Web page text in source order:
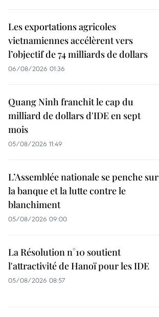
Les exportations agricoles
vietnamiennes accélèrent vers
l’objectif de 74 milliards de dollars
06/08/2026 01:36
Quang Ninh franchit le cap du
milliard de dollars d'IDE en sept
mois
05/08/2026 11:49
L’Assemblée nationale se penche sur
la banque et la lutte contre le
blanchiment
05/08/2026 09:00
La Résolution n°10 soutient
l'attractivité de Hanoï pour les IDE
05/08/2026 08:57